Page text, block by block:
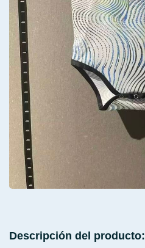
Descripción del producto: